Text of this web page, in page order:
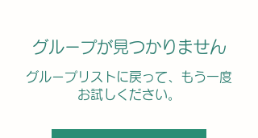
グループが見つかりません
グループリストに戻って、もう一度
お試しください。